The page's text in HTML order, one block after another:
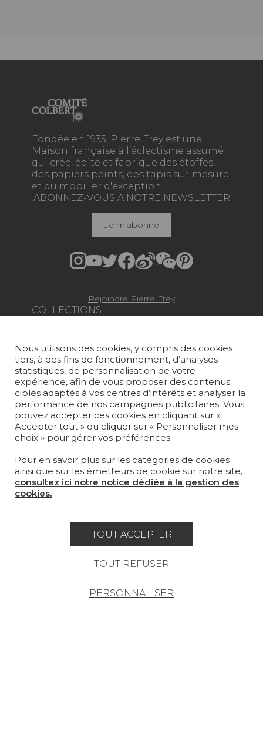
Fondée en 1935, Pierre Frey est une
Maison française à l’éclectisme assumé
qui crée, édite et fabrique des étoffes,
des papiers peints, des tapis sur-mesure
et du mobilier d'exception.
COLLECTIONS
PAPIERS PEINTS
TAPIS ET MOQUETTES
MOBILIER
PROJETS
SUR-MESURE
MAGAZINE
LA MAISON
ABONNEZ-VOUS À NOTRE NEWSLETTER
Je m'abonne
Rejoindre Pierre Frey
Nous utilisons des cookies, y compris des cookies
tiers, à des fins de fonctionnement, d’analyses
statistiques, de personnalisation de votre
expérience, afin de vous proposer des contenus
ciblés adaptés à vos centres d’intérêts et analyser la
performance de nos campagnes publicitaires. Vous
pouvez accepter ces cookies en cliquant sur «
Accepter tout » ou cliquer sur « Personnaliser mes
choix » pour gérer vos préférences.
Pour en savoir plus sur les catégories de cookies
ainsi que sur les émetteurs de cookie sur notre site,
consultez ici notre notice dédiée à la gestion des
cookies.
TOUT ACCEPTER
TOUT REFUSER
PERSONNALISER